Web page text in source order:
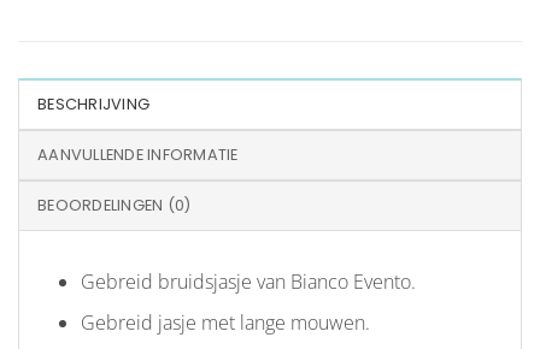
BESCHRIJVING
AANVULLENDE INFORMATIE
BEOORDELINGEN (0)
Gebreid bruidsjasje van Bianco Evento.
Gebreid jasje met lange mouwen.